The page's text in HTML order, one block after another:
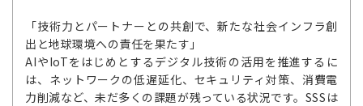
「技術力とパートナーとの共創で、新たな社会インフラ創
出と地球環境への責任を果たす」
AIやIoTをはじめとするデジタル技術の活用を推進するに
は、ネットワークの低遅延化、セキュリティ対策、消費電
力削減など、未だ多くの課題が残っている状況です。SSSは